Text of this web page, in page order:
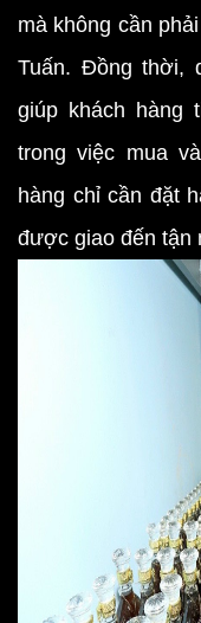
mà không cần
Tuấn. Đồng thời,
giúp khách hàng
trong việc mua
hàng chỉ cần đặt
được giao đến tận